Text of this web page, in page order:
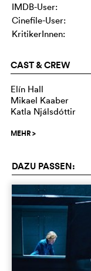
IMDB-User:
Cinefile-User:
KritikerInnen:
CAST & CREW
Elín Hall
Mikael Kaaber
Katla Njálsdóttir
MEHR>
DAZU PASSEN: